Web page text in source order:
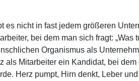
es nicht in fast jedem größeren
bei dem man sich fragt: „Was
Organismus als
als Mitarbeiter ein Kandidat, bei
Herz pumpt, Hirn denkt, Leber